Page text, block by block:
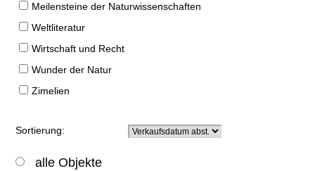
Meilensteine der Naturwissenschaften
Weltliteratur
Wirtschaft und Recht
Wunder der Natur
Zimelien
Sortierung:
alle Objekte